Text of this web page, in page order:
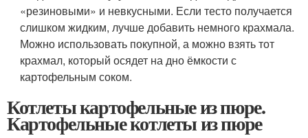
«резиновыми» и невкусными. Если тесто получается
слишком жидким, лучше добавить немного крахмала.
Можно использовать покупной, а можно взять тот
крахмал, который осядет на дно ёмкости с
картофельным соком.
Котлеты картофельные из пюре.
Картофельные котлеты из пюре